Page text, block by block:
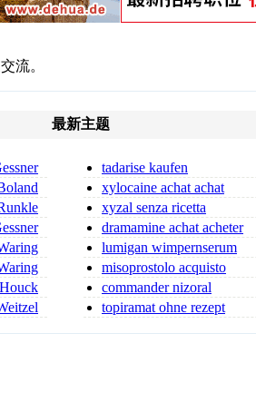
流。
最新主题
tadarise kaufen
xylocaine achat achat
xylocaine injectable
xyzal senza ricetta
dramamine achat acheter
dramamine
lumigan wimpernserum
kaufen lumigan augentropfen o
misoprostolo acquisto
online misoprostol dove comp
commander nizoral
nizoral achat
topiramat ohne rezept